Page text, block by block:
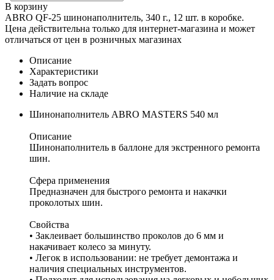
В корзину
ABRO QF-25 шинонаполнитель, 340 г., 12 шт. в коробке.
Цена действительна только для интернет-магазина и может
отличаться от цен в розничных магазинах
Описание
Характеристики
Задать вопрос
Наличие на складе
Шинонаполнитель ABRO MASTERS 540 мл
Описание
Шинонаполнитель в баллоне для экстренного ремонта
шин.
Сфера применения
Предназначен для быстрого ремонта и накачки
проколотых шин.
Свойства
• Заклеивает большинство проколов до 6 мм и
накачивает колесо за минуту.
• Легок в использовании: не требует демонтажа и
наличия специальных инструментов.